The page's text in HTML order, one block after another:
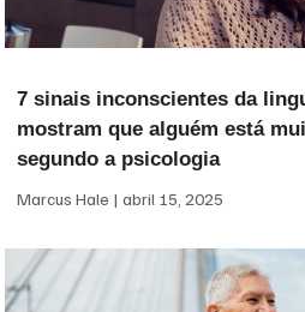
7 sinais inconscientes da
mostram que alguém está
segundo a psicologia
Marcus Hale abril 15, 2025